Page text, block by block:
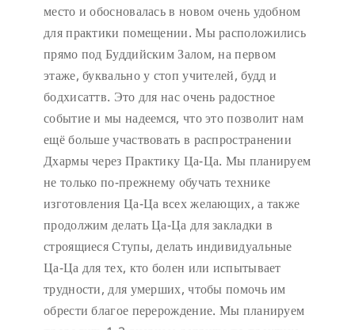
место и обосновалась в новом очень удобном
для практики помещении. Мы расположились
прямо под Буддийским Залом, на первом
этаже, буквально у стоп учителей, будд и
бодхисаттв. Это для нас очень радостное
событие и мы надеемся, что это позволит нам
ещё больше участвовать в распространении
Дхармы через Практику Ца-Ца. Мы планируем
не только по-прежнему обучать технике
изготовления Ца-Ца всех желающих, а также
продолжим делать Ца-Ца для закладки в
строящиеся Ступы, делать индивидуальные
Ца-Ца для тех, кто болен или испытывает
трудности, для умерших, чтобы помочь им
обрести благое перерождение. Мы планируем